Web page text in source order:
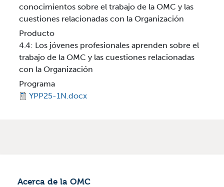
conocimientos sobre el trabajo de la OMC y las
cuestiones relacionadas con la Organización
Producto
4.4: Los jóvenes profesionales aprenden sobre el
trabajo de la OMC y las cuestiones relacionadas
con la Organización
Programa
YPP25-1N.docx
Acerca de la OMC